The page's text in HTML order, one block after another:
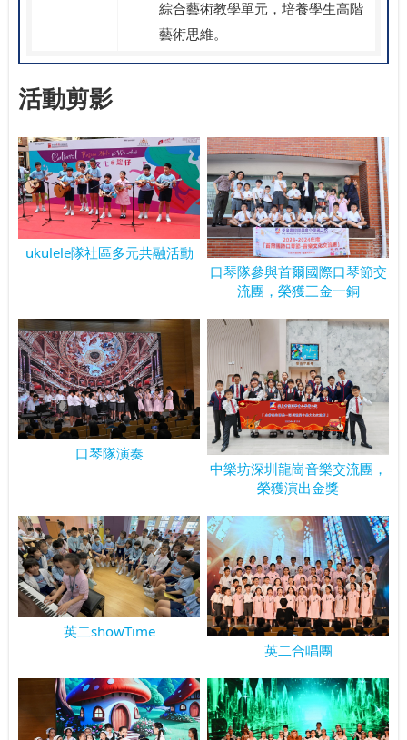
綜合藝術教學單元，培養學生高階
藝術思維。
活動剪影
ukulele隊社區多元共融活動
口琴隊參與首爾國際口琴節交
流團，榮獲三金一銅
口琴隊演奏
中樂坊深圳龍崗音樂交流團，
榮獲演出金獎
英二showTime
英二合唱團